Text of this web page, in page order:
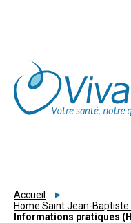
Accueil
Home Saint Jean-
Informations pratiques